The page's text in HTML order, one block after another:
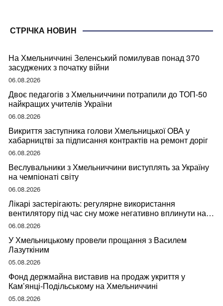
СТРІЧКА НОВИН
На Хмельниччині Зеленський помилував понад 370
засуджених з початку війни
06.08.2026
Двоє педагогів з Хмельниччини потрапили до ТОП-50
найкращих учителів України
06.08.2026
Викриття заступника голови Хмельницької ОВА у
хабарництві за підписання контрактів на ремонт доріг
06.08.2026
Веслувальники з Хмельниччини виступлять за Україну
на чемпіонаті світу
06.08.2026
Лікарі застерігають: регулярне використання
вентилятору під час сну може негативно вплинути на
ваше здоров’я
06.08.2026
У Хмельницькому провели прощання з Василем
Лазуткіним
05.08.2026
Фонд держмайна виставив на продаж укриття у
Кам’янці-Подільському на Хмельниччині
05.08.2026